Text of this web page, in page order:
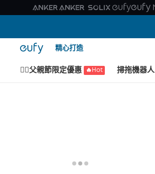
精心打造
🙆‍♂️父親節限定優惠 🔥Hot 掃拖機器人